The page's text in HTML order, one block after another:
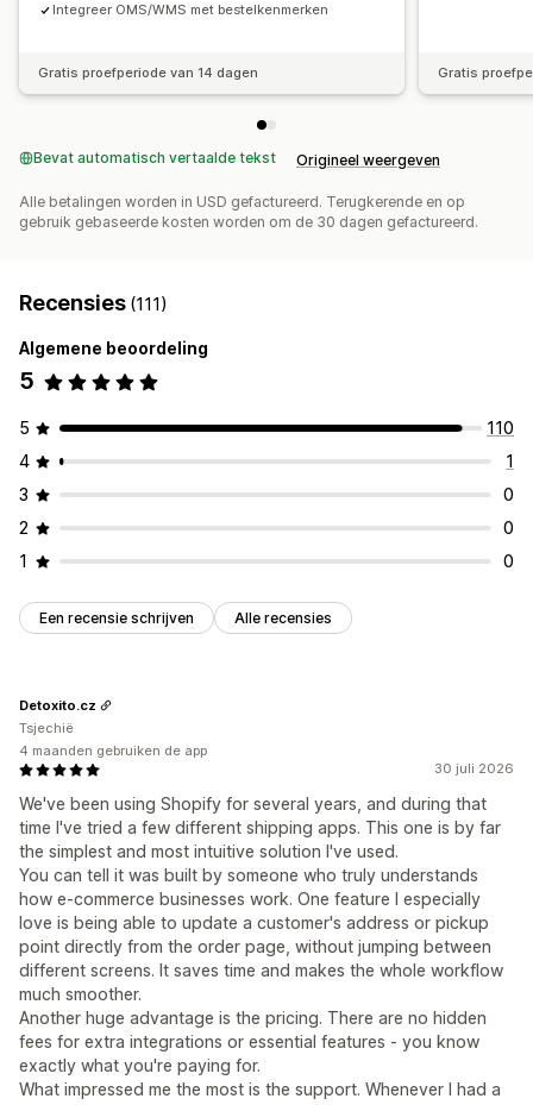
Integreer OMS/WMS met bestelkenmerken
Gratis proefperiode van 14 dagen Gratis
Bevat automatisch vertaalde tekst Origineel weergeven
Alle betalingen worden in USD gefactureerd. Terugkerende en op
gebruik gebaseerde kosten worden om de 30 dagen gefactureerd.
Recensies (111)
Algemene beoordeling
5
5
110
4
1
3
0
2
0
1
0
Een recensie schrijven Alle recensies
30 juli 2026
We've been using Shopify for several years, and during that
time I've tried a few different shipping apps. This one is by far
the simplest and most intuitive solution I've used.
You can tell it was built by someone who truly understands
how e-commerce businesses work. One feature I especially
love is being able to update a customer's address or pickup
point directly from the order page, without jumping between
different screens. It saves time and makes the whole workflow
much smoother.
Another huge advantage is the pricing. There are no hidden
fees for extra integrations or essential features - you know
exactly what you're paying for.
What impressed me the most is the support. Whenever I had a
Detoxito.cz
Tsjechië
4 maanden gebruiken de app